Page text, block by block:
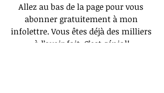
Allez au bas de la page pour vous
abonner gratuitement à mon
infolettre. Vous êtes déjà des milliers
à l’avoir fait. C’est génial!